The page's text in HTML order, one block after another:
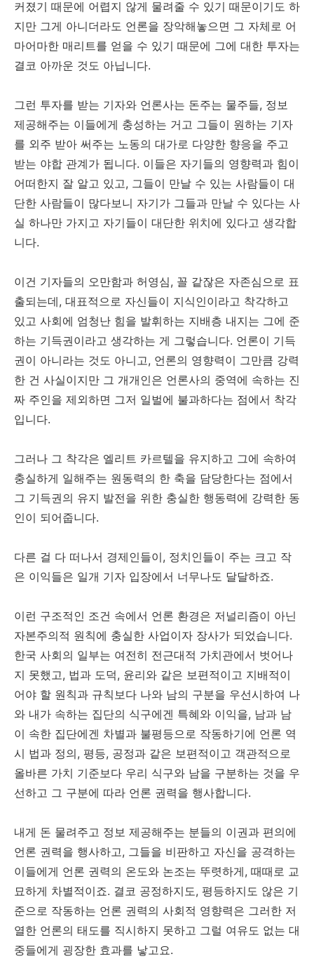
커졌기 때문에 어렵지 않게 물려줄 수 있기 때문이기도 하
지만 그게 아니더라도 언론을 장악해놓으면 그 자체로 어
마어마한 매리트를 얻을 수 있기 때문에 그에 대한 투자는
결코 아까운 것도 아닙니다.
그런 투자를 받는 기자와 언론사는 돈주는 물주들, 정보
제공해주는 이들에게 충성하는 거고 그들이 원하는 기자
를 외주 받아 써주는 노동의 대가로 다양한 향응을 주고
받는 야합 관계가 됩니다. 이들은 자기들의 영향력과 힘이
어떠한지 잘 알고 있고, 그들이 만날 수 있는 사람들이 대
단한 사람들이 많다보니 자기가 그들과 만날 수 있다는 사
실 하나만 가지고 자기들이 대단한 위치에 있다고 생각합
니다.
이건 기자들의 오만함과 허영심, 꼴 같잖은 자존심으로 표
출되는데, 대표적으로 자신들이 지식인이라고 착각하고
있고 사회에 엄청난 힘을 발휘하는 지배층 내지는 그에 준
하는 기득권이라고 생각하는 게 그렇습니다. 언론이 기득
권이 아니라는 것도 아니고, 언론의 영향력이 그만큼 강력
한 건 사실이지만 그 개개인은 언론사의 중역에 속하는 진
짜 주인을 제외하면 그저 일벌에 불과하다는 점에서 착각
입니다.
그러나 그 착각은 엘리트 카르텔을 유지하고 그에 속하여
충실하게 일해주는 원동력의 한 축을 담당한다는 점에서
그 기득권의 유지 발전을 위한 충실한 행동력에 강력한 동
인이 되어줍니다.
다른 걸 다 떠나서 경제인들이, 정치인들이 주는 크고 작
은 이익들은 일개 기자 입장에서 너무나도 달달하죠.
이런 구조적인 조건 속에서 언론 환경은 저널리즘이 아닌
자본주의적 원칙에 충실한 사업이자 장사가 되었습니다.
한국 사회의 일부는 여전히 전근대적 가치관에서 벗어나
지 못했고, 법과 도덕, 윤리와 같은 보편적이고 지배적이
어야 할 원칙과 규칙보다 나와 남의 구분을 우선시하여 나
와 내가 속하는 집단의 식구에겐 특혜와 이익을, 남과 남
이 속한 집단에겐 차별과 불평등으로 작동하기에 언론 역
시 법과 정의, 평등, 공정과 같은 보편적이고 객관적으로
올바른 가치 기준보다 우리 식구와 남을 구분하는 것을 우
선하고 그 구분에 따라 언론 권력을 행사합니다.
내게 돈 물려주고 정보 제공해주는 분들의 이권과 편의에
언론 권력을 행사하고, 그들을 비판하고 자신을 공격하는
이들에게 언론 권력의 온도와 논조는 뚜렷하게, 때때로 교
묘하게 차별적이죠. 결코 공정하지도, 평등하지도 않은 기
준으로 작동하는 언론 권력의 사회적 영향력은 그러한 저
열한 언론의 태도를 직시하지 못하고 그럴 여유도 없는 대
중들에게 굉장한 효과를 낳고요.